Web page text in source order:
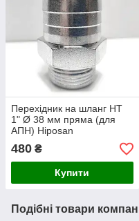
Перехідник на шланг НТ
1" Ø 38 мм пряма (для
АПН) Hiposan
480 ₴
Купити
Подібні товари